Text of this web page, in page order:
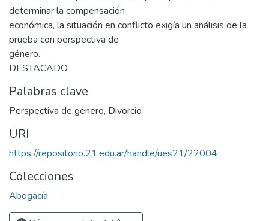
determinar la compensación
económica, la situación en conflicto exigía un análisis de la
prueba con perspectiva de
género.
DESTACADO
Palabras clave
Perspectiva de género, Divorcio
URI
https://repositorio.21.edu.ar/handle/ues21/22004
Colecciones
Abogacía